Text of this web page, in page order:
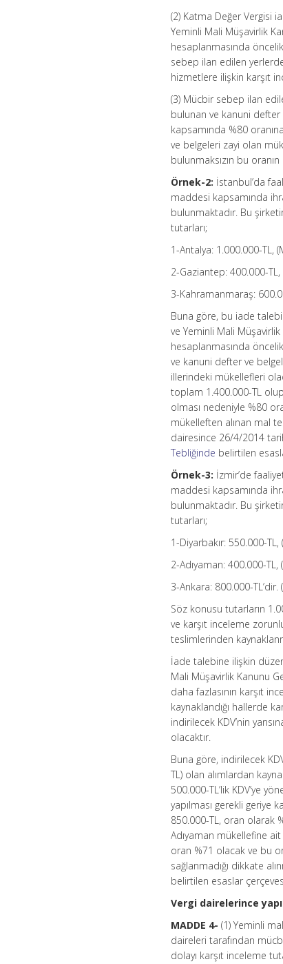
(2) Katma Değer Vergisi
Yeminli Mali Müşavirlik
hesaplanmasında
sebep ilan edilen
hizmetlere ilişkin karşıt
(3) Mücbir sebep ilan
bulunan ve kanuni
kapsamında %80
ve belgeleri zayi olan
bulunmaksızın bu
Örnek-2: İstanbul’da
maddesi kapsamında
bulunmaktadır. Bu
tutarları;
1-Antalya: 1.000.000-TL,
2-Gaziantep: 400.000-
3-Kahramanmaraş:
Buna göre, bu iade
ve Yeminli Mali
hesaplanmasında
ve kanuni defter ve
illerindeki mükellefleri
toplam 1.400.000-TL
olması nedeniyle %80
mükelleften alınan mal
dairesince 26/4/2014
Tebliğinde belirtilen
Örnek-3: İzmir’de
maddesi kapsamında
bulunmaktadır. Bu
tutarları;
1-Diyarbakır: 550.000-
2-Adıyaman: 400.000-
3-Ankara: 800.000-
Söz konusu tutarların
ve karşıt inceleme
teslimlerinden
İade talebine ilişkin
Mali Müşavirlik Kanunu
daha fazlasının karşıt
kaynaklandığı hallerde
indirilecek KDV’nin
olacaktır.
Buna göre, indirilecek
TL) olan alımlardan
500.000-TL’lik KDV’ye
yapılması gerekli geriye
850.000-TL, oran olarak
Adıyaman mükellefine
oran %71 olacak ve bu
sağlanmadığı dikkate
belirtilen esaslar
Vergi dairelerince
MADDE 4-(1) Yeminli
daireleri tarafından
dolayı karşıt inceleme